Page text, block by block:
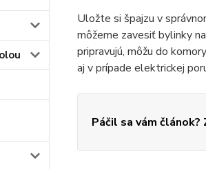
Uložte si špajzu v
môžeme zavesiť bylinky
pripravujú, môžu do
aj v prípade elektrickej
Páčil sa vám